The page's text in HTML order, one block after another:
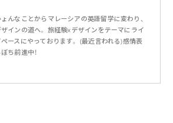
んなことからマレーシアの英語留学に変わり、
インの道へ。 旅経験×デザインをテーマにライ
ースにやっております。 (最近言われる)感情表
ち前進中！